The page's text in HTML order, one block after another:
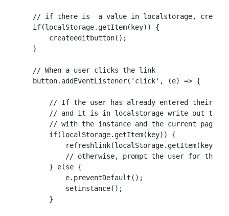
// if there is  a value in localstorage, create
    if(localStorage.getItem(key)) {
        createeditbutton();
    }
    // When a user clicks the link
    button.addEventListener('click', (e) => {
// If the user has already entered their
// and it is in localstorage write out the
// with the instance and the current page
        if(localStorage.getItem(key)) {
            refreshlink(localStorage.getItem(key));
// otherwise, prompt the user for
        } else {
            e.preventDefault();
            setinstance();
        }